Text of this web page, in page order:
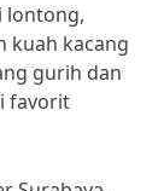
lontong,
kuah kacang
gurih dan
favorit